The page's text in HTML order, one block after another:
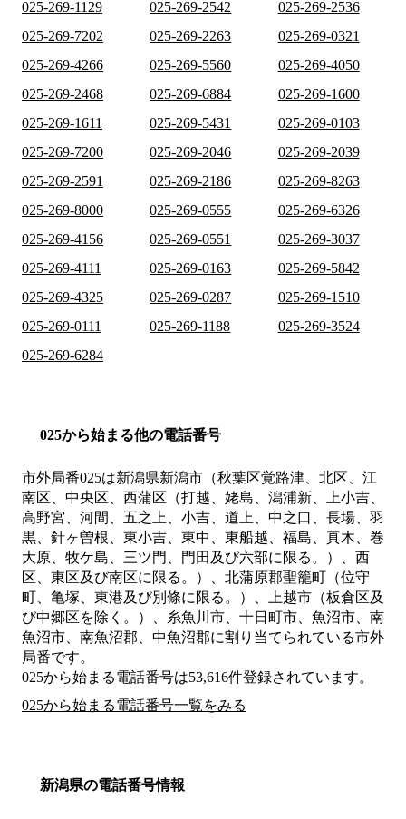
025-269-1129 025-269-2542
025-269-2536
025-269-7202
025-269-2263
025-269-0321
025-269-4266
025-269-5560
025-269-4050
025-269-2468
025-269-6884
025-269-1600
025-269-1611
025-269-5431
025-269-0103
025-269-7200
025-269-2046
025-269-2039
025-269-2591
025-269-2186
025-269-8263
025-269-8000
025-269-0555
025-269-6326
025-269-4156
025-269-0551
025-269-3037
025-269-4111
025-269-0163
025-269-5842
025-269-4325
025-269-0287
025-269-1510
025-269-0111
025-269-1188
025-269-3524
025-269-6284
025から始まる他の電話番号
市外局番025は新潟県新潟市（秋葉区覚路津、北区、江
南区、中央区、西蒲区（打越、姥島、潟浦新、上小吉、
高野宮、河間、五之上、小吉、道上、中之口、長場、羽
黒、針ヶ曽根、東小吉、東中、東船越、福島、真木、巻
大原、牧ケ島、三ツ門、門田及び六部に限る。）、西
区、東区及び南区に限る。）、北蒲原郡聖籠町（位守
町、亀塚、東港及び別條に限る。）、上越市（板倉区及
び中郷区を除く。）、糸魚川市、十日町市、魚沼市、南
魚沼市、南魚沼郡、中魚沼郡に割り当てられている市外
局番です。
025から始まる電話番号は53,616件登録されています。
025から始まる電話番号一覧をみる
新潟県の電話番号情報